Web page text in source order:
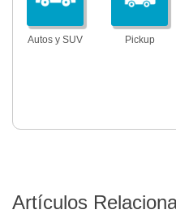
Autos y SUV Pickup
Artículos